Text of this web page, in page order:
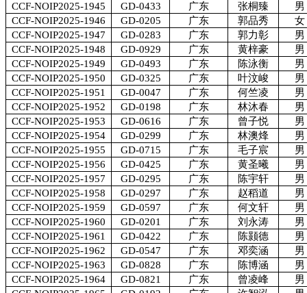
CCF-NOIP2025-1945
GD-0433 广东 张桐臻
男
CCF-NOIP2025-1946
GD-0205 广东 郭品秀
女
CCF-NOIP2025-1947
GD-0283 广东 郭力彰
男
CCF-NOIP2025-1948
GD-0929 广东 黄梓豪
男
CCF-NOIP2025-1949
GD-0493 广东 陈泳衡
男
CCF-NOIP2025-1950
GD-0325 广东 叶汶峻
男
CCF-NOIP2025-1951
GD-0047 广东 何竺凌
男
CCF-NOIP2025-1952
GD-0198 广东 林沐春
男
CCF-NOIP2025-1953
GD-0616 广东 曾子悦
男
CCF-NOIP2025-1954
GD-0299 广东 林澳烽
男
CCF-NOIP2025-1955
GD-0715 广东 毛子宸
男
CCF-NOIP2025-1956
GD-0425 广东 黄圣曦
男
CCF-NOIP2025-1957
GD-0295 广东 陈宇轩
男
CCF-NOIP2025-1958
GD-0297 广东 赵稻道
男
CCF-NOIP2025-1959
GD-0597 广东 何文轩
男
CCF-NOIP2025-1960
GD-0201 广东 刘永涛
男
CCF-NOIP2025-1961
GD-0422 广东 陈颢德
男
CCF-NOIP2025-1962
GD-0547 广东 邓奕涵
男
CCF-NOIP2025-1963
GD-0828 广东 陈博涵
男
CCF-NOIP2025-1964
GD-0821 广东 曾凌峰
男